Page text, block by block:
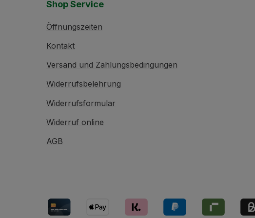
Shop Service
Öffnungszeiten
Kontakt
Versand und Zahlungsbedingungen
Widerrufsbelehrung
Widerrufsformular
Widerruf online
AGB